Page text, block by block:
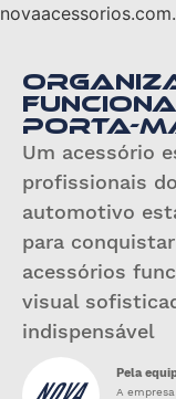
Porta-
Um acessório
profissionais
automotivo
para
acessórios
visual
indispensável
Pela
A